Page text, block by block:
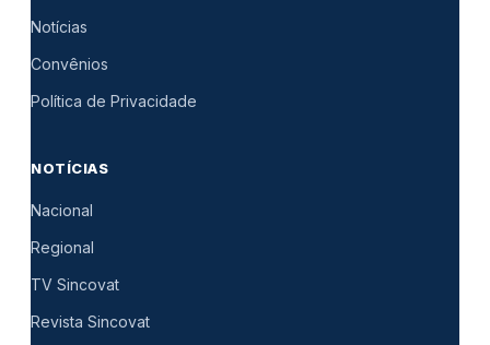
Notícias
Convênios
Política de Privacidade
NOTÍCIAS
Nacional
Regional
TV Sincovat
Revista Sincovat